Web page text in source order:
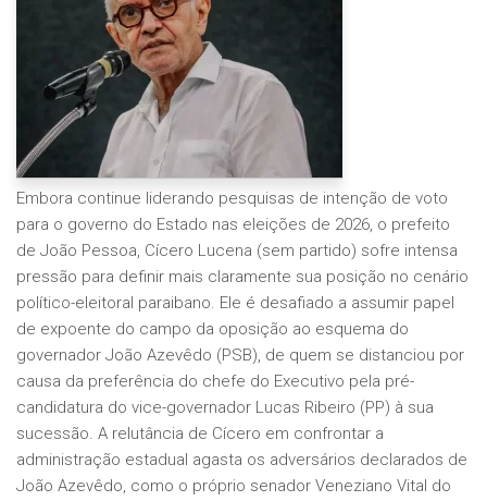
Embora continue liderando pesquisas de intenção de voto
para o governo do Estado nas eleições de 2026, o prefeito
de João Pessoa, Cícero Lucena (sem partido) sofre intensa
pressão para definir mais claramente sua posição no cenário
político-eleitoral paraibano. Ele é desafiado a assumir papel
de expoente do campo da oposição ao esquema do
governador João Azevêdo (PSB), de quem se distanciou por
causa da preferência do chefe do Executivo pela pré-
candidatura do vice-governador Lucas Ribeiro (PP) à sua
sucessão. A relutância de Cícero em confrontar a
administração estadual agasta os adversários declarados de
João Azevêdo, como o próprio senador Veneziano Vital do